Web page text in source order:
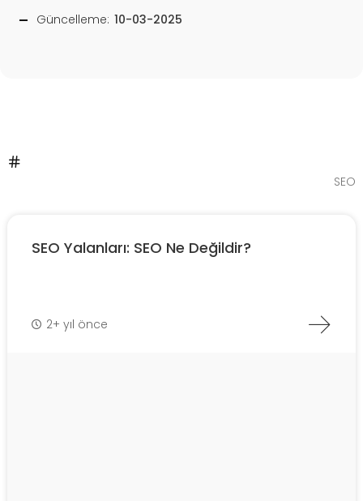
Güncelleme: 10-03-2025
SEO
SEO Yalanları: SEO Ne Değildir?
2+ yıl önce